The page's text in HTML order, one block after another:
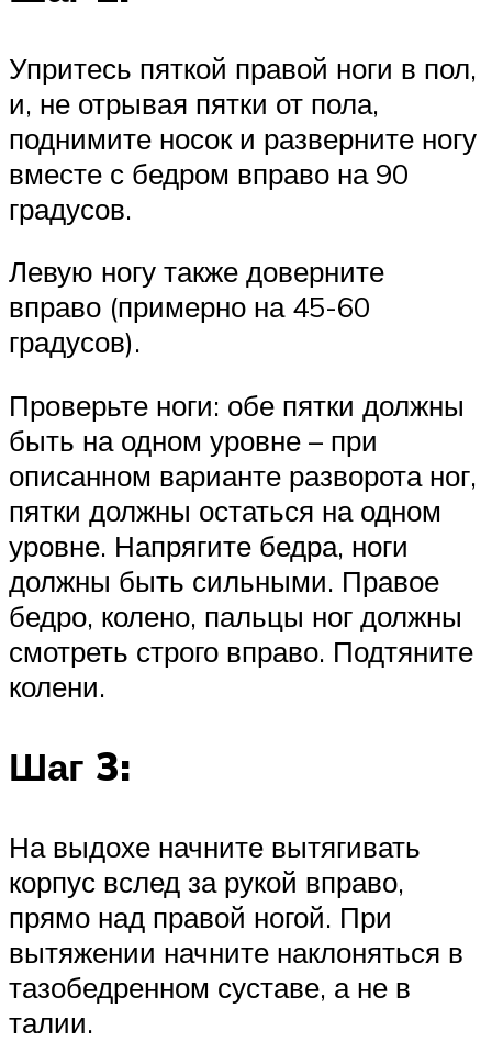
Упритесь пяткой правой ноги в пол,
и, не отрывая пятки от пола,
поднимите носок и разверните ногу
вместе с бедром вправо на 90
градусов.
Левую ногу также доверните
вправо (примерно на 45-60
градусов).
Проверьте ноги: обе пятки должны
быть на одном уровне – при
описанном варианте разворота ног,
пятки должны остаться на одном
уровне. Напрягите бедра, ноги
должны быть сильными. Правое
бедро, колено, пальцы ног должны
смотреть строго вправо. Подтяните
колени.
Шаг 3:
На выдохе начните вытягивать
корпус вслед за рукой вправо,
прямо над правой ногой. При
вытяжении начните наклоняться в
тазобедренном суставе, а не в
талии.